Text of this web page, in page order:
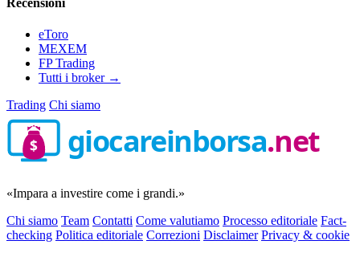
Recensioni
eToro
MEXEM
FP Trading
Tutti i broker →
Trading Chi siamo
$ giocareinborsa.net
«Impara a investire come i grandi.»
Chi siamo Team Contatti Come valutiamo Processo editoriale Fact-
checking Politica editoriale Correzioni Disclaimer Privacy & cookie